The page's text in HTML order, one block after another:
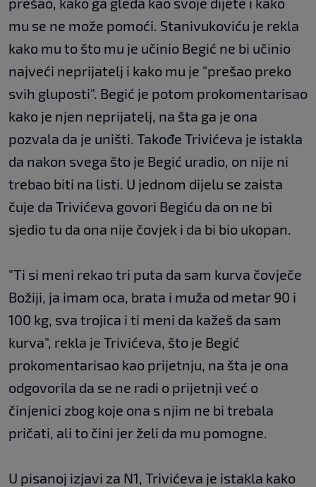
mu se ne može pomoći. Stanivukoviću je rekla
kako mu to što mu je učinio Begić ne bi učinio
najveći neprijatelj i kako mu je "prešao preko
svih gluposti". Begić je potom prokomentarisao
kako je njen neprijatelj, na šta ga je ona
pozvala da je uništi. Takođe Trivićeva je istakla
da nakon svega što je Begić uradio, on nije ni
trebao biti na listi. U jednom dijelu se zaista
čuje da Trivićeva govori Begiću da on ne bi
sjedio tu da ona nije čovjek i da bi bio ukopan.
"Ti si meni rekao tri puta da sam kurva čovječe
Božiji, ja imam oca, brata i muža od metar 90 i
100 kg, sva trojica i ti meni da kažeš da sam
kurva", rekla je Trivićeva, što je Begić
prokomentarisao kao prijetnju, na šta je ona
odgovorila da se ne radi o prijetnji već o
činjenici zbog koje ona s njim ne bi trebala
pričati, ali to čini jer želi da mu pomogne.
U pisanoj izjavi za N1, Trivićeva je istakla kako